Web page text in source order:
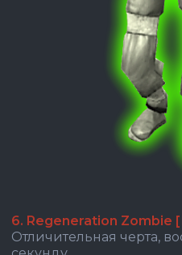
6. Regeneration Zombie
Отличительная черта,